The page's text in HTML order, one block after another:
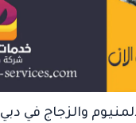
والزجاج في دبي